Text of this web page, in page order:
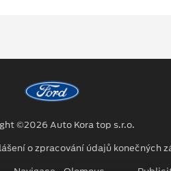
©2026 Auto Kora top s.r.o.
o zpracování údajů konečných